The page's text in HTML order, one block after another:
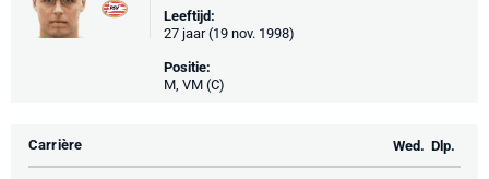
Leeftijd:
27 jaar (19 nov. 1998)
Positie:
M, VM (C)
Carrière Wed. Dlp.